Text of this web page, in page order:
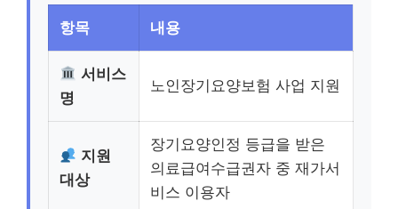
항목 내용
서비스
명
노인장기요양보험 사업 지원
지원
대상
장기요양인정 등급을 받은
의료급여수급권자 중 재가서
비스 이용자